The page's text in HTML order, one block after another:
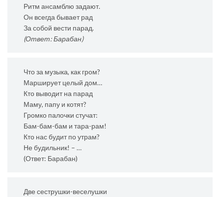
Ритм ансамблю задают.
Он всегда бывает рад
За собой вести парад.
(Ответ: Барабан)
Что за музыка, как гром?
Марширует целый дом…
Кто выводит на парад
Маму, папу и котят?
Громко палочки стучат:
Бам-бам-бам и тара-рам!
Кто нас будит по утрам?
Не будильник! – …
(Ответ: Барабан)
Две сеструшки-веселушки